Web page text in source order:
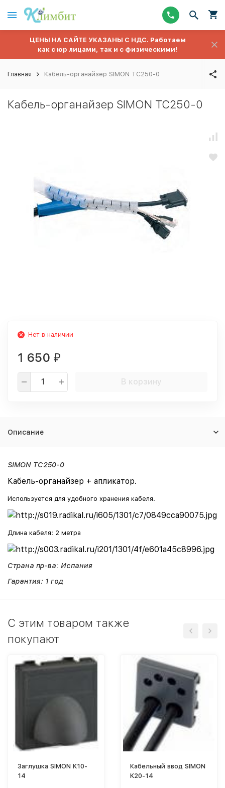
ЦЕНЫ НА САЙТЕ УКАЗАНЫ С НДС. Работаем
как с юр лицами, так и с физическими!
Главная Кабель-органайзер SIMON TC250-0
Кабель-органайзер SIMON TC250-0
Нет в наличии
1 650 ₽
В корзину
Описание
SIMON TC250-0
Кабель-органайзер + апликатор.
Используется для удобного хранения кабеля.
Длина кабеля: 2 метра
Страна пр-ва: Испания
Гарантия: 1 год
C этим товаром также
покупают
Заглушка SIMON K10-
14
Кабельный ввод SIMON
K20-14